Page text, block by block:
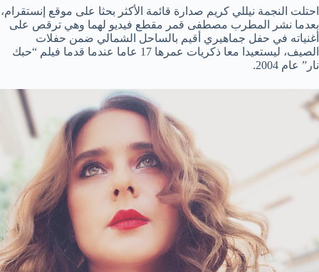
احتلت النجمة نيللي كريم صدارة قائمة الأكثر بحثا على موقع إنستقرام،
بعدما نشر المطرب مصطفى قمر مقطع فيديو لهما وهي ترقص على
أغنياته في حفل جماهيري أقيم بالساحل الشمالي ضمن حفلات
الصيف، ليستعيدا معا ذكريات عمرها 17 عاما عندما قدما فيلم “حبك
نار” عام 2004.